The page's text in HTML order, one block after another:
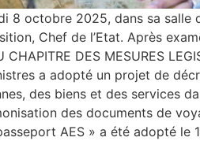
8 octobre 2025, dans sa
Chef de l’Etat. Après
DES MESURES
a adopté un projet de
des biens et des services
des documents de
AES » a été adopté